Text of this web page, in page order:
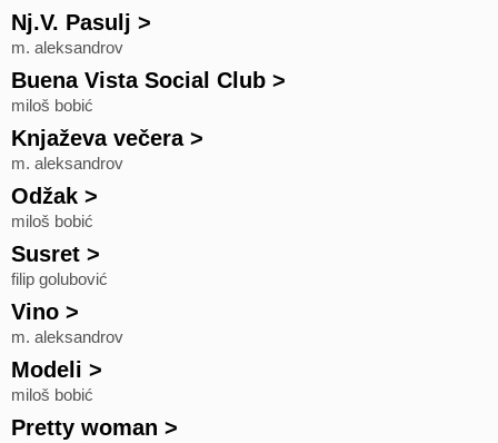
Nj.V. Pasulj >
m. aleksandrov
Buena Vista Social Club >
miloš bobić
Knjaževa večera>
m. aleksandrov
Odžak >
miloš bobić
Susret >
filip golubović
Vino >
m. aleksandrov
Modeli >
miloš bobić
Pretty woman >